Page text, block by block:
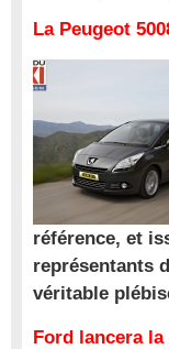
La Peugeot
référence, et
représentants
véritable
Ford lancera la